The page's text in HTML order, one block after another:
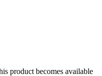
product becomes available